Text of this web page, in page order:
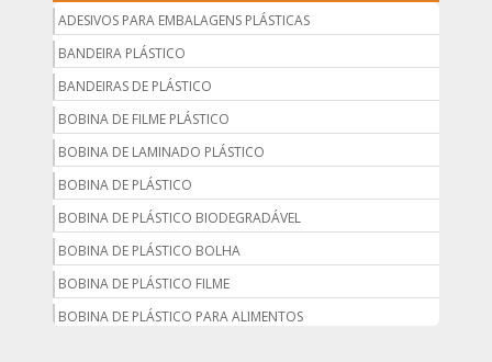
ADESIVOS PARA EMBALAGENS PLÁSTICAS
BANDEIRA PLÁSTICO
BANDEIRAS DE PLÁSTICO
BOBINA DE FILME PLÁSTICO
BOBINA DE LAMINADO PLÁSTICO
BOBINA DE PLÁSTICO
BOBINA DE PLÁSTICO BIODEGRADÁVEL
BOBINA DE PLÁSTICO BOLHA
BOBINA DE PLÁSTICO FILME
BOBINA DE PLÁSTICO PARA ALIMENTOS